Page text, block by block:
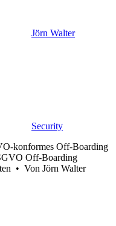
Jörn Walter
Security
konformes Off-Boarding
Off-Boarding
• Von Jörn Walter